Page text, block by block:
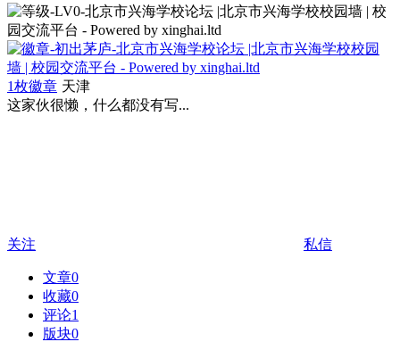
1枚徽章 天津
这家伙很懒，什么都没有写...
关注 私信
文章0
收藏0
评论1
版块0